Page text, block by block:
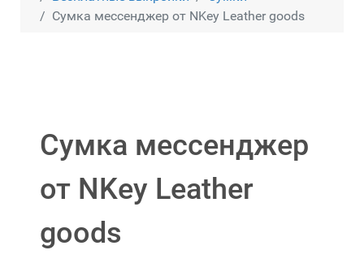
Сумка мессенджер от NKey Leather goods
Сумка мессенджер
от NKey Leather
goods